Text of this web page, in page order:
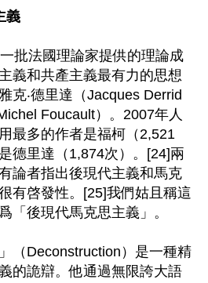
義
批法國理論家提供的理論成
義和共產主義最有力的思想
克‧德里達（Jacques Derrid
Foucault）。2007年人
最多的作者是福柯（2,521
德里達（1,874次）。[24]兩
論者指出後現代主義和馬克
有啓發性。[25]我們姑且稱這
「後現代馬克思主義」。
（Deconstruction）是一種精
的詭辯。他通過無限誇大語